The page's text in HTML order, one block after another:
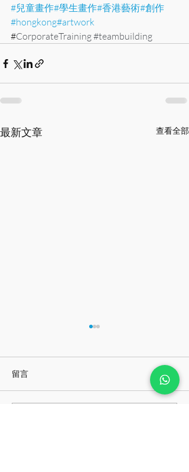
#兒童畫作#學生畫作#香港藝術#創作
#hongkong#artwork
#CorporateTraining #teambuilding
最新文章 查看全部
留言